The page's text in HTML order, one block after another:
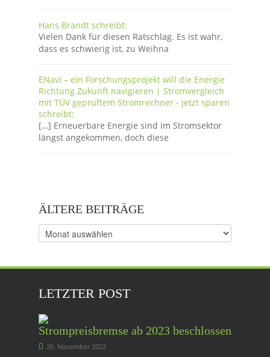
Hans Brandt schreibt:
Vielen Dank für diesen Ratschlag. Es ist wahr,
dass es schwierig ist, zu Weihna
ENavi – ein Forschungsprojekt will die Energie
Richtung Zukunft navigieren | Stromvergleich
mit TÜV geprüftem Stromrechner - jetzt sparen
schreibt:
[…] Erneuerbare Energie sind im Stromsektor
längst angekommen, doch diese
ÄLTERE BEITRÄGE
Ältere
Beiträge
LETZTER POST
Strompreisbremse ab 2023 beschlossen
26. November 2022